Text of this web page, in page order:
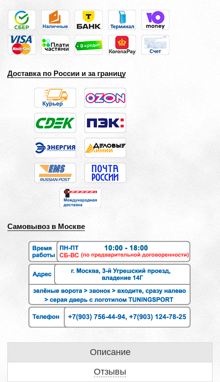
Доставка по России и за границу
Самовывоз в Москве
Описание
Отзывы